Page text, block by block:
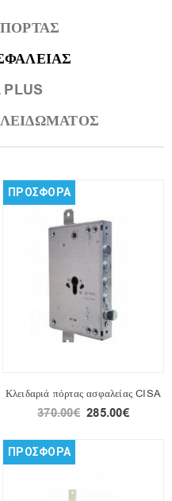
PLUS
ΠΡΟΣΦΟΡΑ
Κλειδαριά πόρτας ασφαλείας CISA
370.00€ 285.00€
ΠΡΟΣΦΟΡΑ